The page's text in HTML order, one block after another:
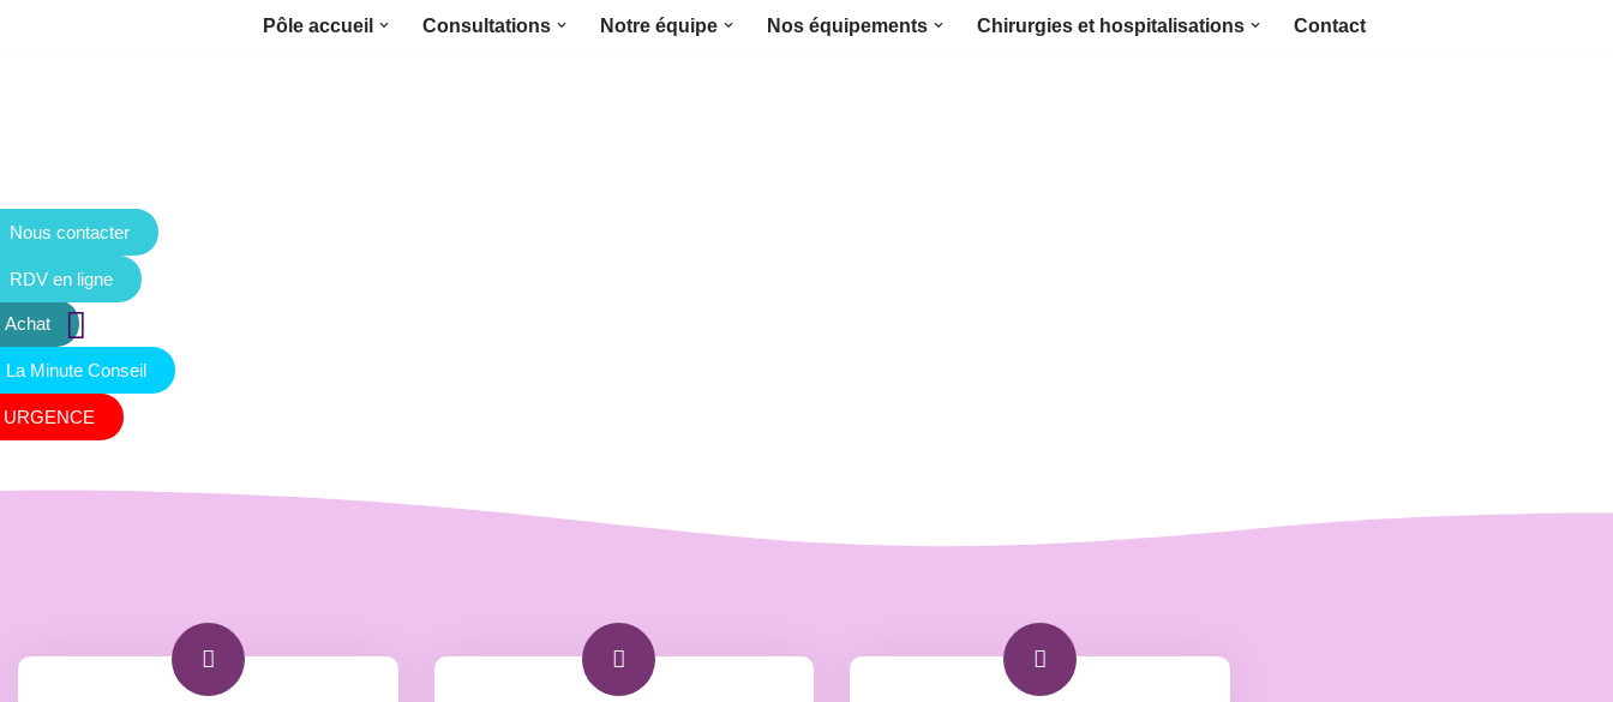
Pôle accueil Consultations Notre équipe Nos équipements Chirurgies et hospitalisations Contact
Nous contacter
Achat
RDV en ligne
La Minute Conseil
URGENCE